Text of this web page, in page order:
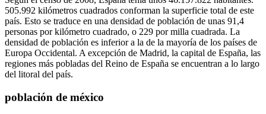
505.992 kilómetros cuadrados conforman la superficie total de este
país. Esto se traduce en una densidad de población de unas 91,4
personas por kilómetro cuadrado, o 229 por milla cuadrada. La
densidad de población es inferior a la de la mayoría de los países de
Europa Occidental. A excepción de Madrid, la capital de España, las
regiones más pobladas del Reino de España se encuentran a lo largo
del litoral del país.
población de méxico